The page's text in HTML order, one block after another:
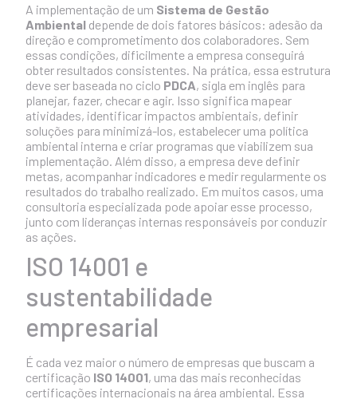
A implementação de um Sistema de Gestão
Ambiental depende de dois fatores básicos: adesão da
direção e comprometimento dos colaboradores. Sem
essas condições, dificilmente a empresa conseguirá
obter resultados consistentes. Na prática, essa estrutura
deve ser baseada no ciclo PDCA, sigla em inglês para
planejar, fazer, checar e agir. Isso significa mapear
atividades, identificar impactos ambientais, definir
soluções para minimizá-los, estabelecer uma política
ambiental interna e criar programas que viabilizem sua
implementação. Além disso, a empresa deve definir
metas, acompanhar indicadores e medir regularmente os
resultados do trabalho realizado. Em muitos casos, uma
consultoria especializada pode apoiar esse processo,
junto com lideranças internas responsáveis por conduzir
as ações.
ISO 14001 e
sustentabilidade
empresarial
É cada vez maior o número de empresas que buscam a
certificação ISO 14001, uma das mais reconhecidas
certificações internacionais na área ambiental. Essa